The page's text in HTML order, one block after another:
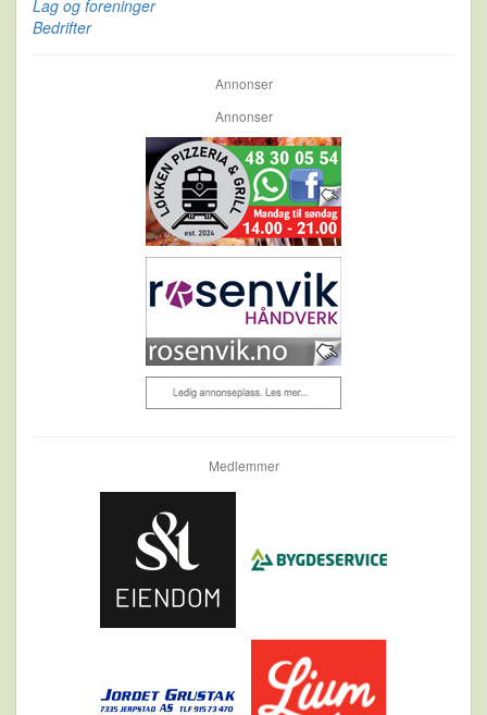
Lag og foreninger
Bedrifter
Annonser
Annonser
Medlemmer